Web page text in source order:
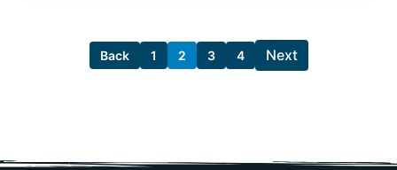
Back 1 2 3 4 Next